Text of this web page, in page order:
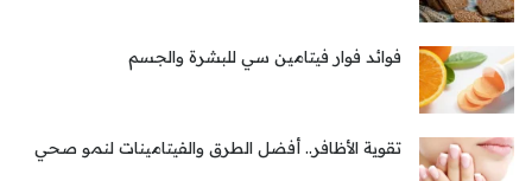
فوائد فوار فيتامين سي للبشرة والجسم
تقوية الأظافر.. أفضل الطرق والفيتامينات لنمو صحي